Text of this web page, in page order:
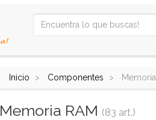
Inicio Componentes
Memoria RAM (83 art.)